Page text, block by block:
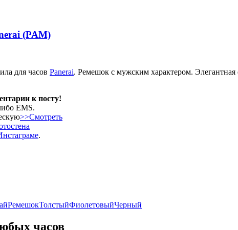
(PAM)
для часов Panerai. Ремешок с мужским характером.
к посту!
EMS.
>>Смотреть
.
РемешокТолстыйФиолетовыйЧерный
часов